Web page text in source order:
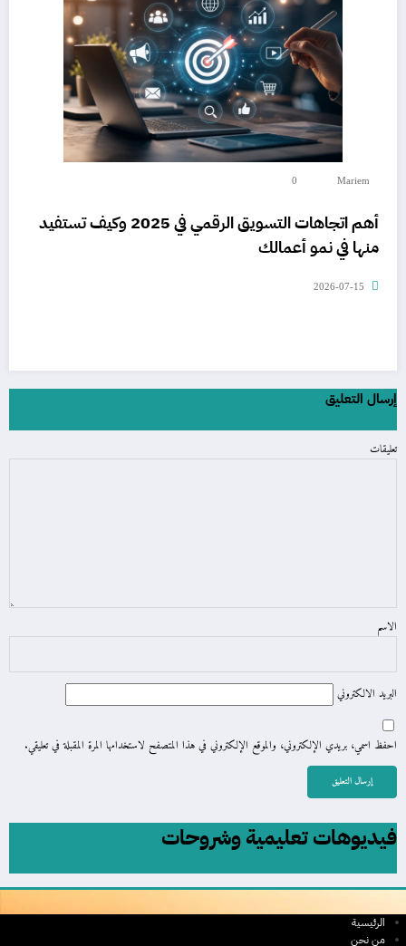
Mariem
0
أهم اتجاهات التسويق الرقمي في 2025 وكيف تستفيد
منها في نمو أعمالك
2026-07-15
إرسال التعليق
تعليقات
الاسم
البريد الالكتروني
احفظ اسمي، بريدي الإلكتروني، والموقع الإلكتروني في هذا المتصفح لاستخدامها المرة المقبلة في تعليقي.
فيديوهات تعليمية وشروحات
الرئيسية
من نحن